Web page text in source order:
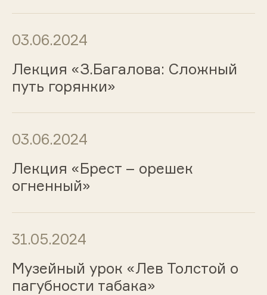
03.06.2024
Лекция «З.Багалова: Сложный
путь горянки»
03.06.2024
Лекция «Брест – орешек
огненный»
31.05.2024
Музейный урок «Лев Толстой о
пагубности табака»